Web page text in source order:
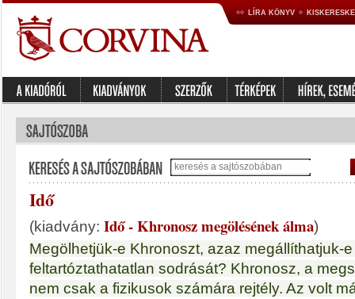
LÍRA KÖNYV
Idő
(kiadvány: Idő - Khronosz megölésének álma)
Megölhetjük-e Khronoszt, azaz megállíthatjuk-
feltartóztathatatlan sodrását? Khronosz, a
nem csak a fizikusok számára rejtély. Az volt